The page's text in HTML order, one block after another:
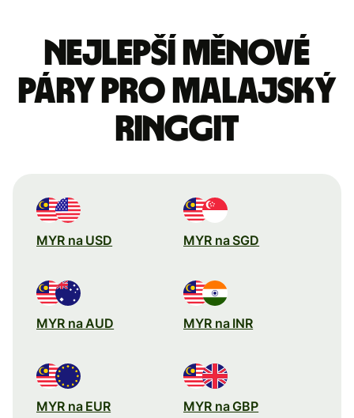
Nejlepší měnové
páry pro malajský
ringgit
MYR na USD MYR na SGD
MYR na AUD MYR na INR
MYR na EUR MYR na GBP